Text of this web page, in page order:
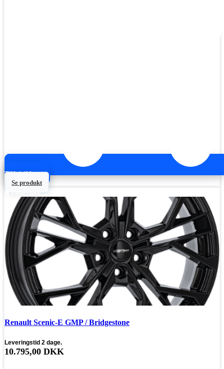
Tilføj til kurv
Se produkt
❄ Vinterdæk
Renault Scenic-E GMP / Bridgestone
Leveringstid 2 dage.
10.795,00 DKK